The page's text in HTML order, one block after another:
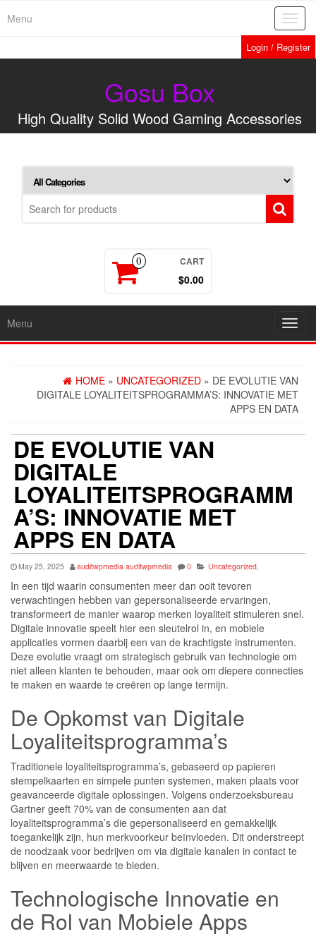
Menu
Login / Register
Gosu Box
High Quality Solid Wood Gaming Accessories
0 CART
$0.00
Menu
HOME » UNCATEGORIZED » DE EVOLUTIE VAN
DIGITALE LOYALITEITSPROGRAMMA’S: INNOVATIE MET
APPS EN DATA
DE EVOLUTIE VAN
DIGITALE
LOYALITEITSPROGRAMM
A’S: INNOVATIE MET
APPS EN DATA
May 25, 2025 auditwpmedia auditwpmedia 0 Uncategorized,
In een tijd waarin consumenten meer dan ooit tevoren
verwachtingen hebben van gepersonaliseerde ervaringen,
transformeert de manier waarop merken loyaliteit stimuleren snel.
Digitale innovatie speelt hier een sleutelrol in, en mobiele
applicaties vormen daarbij een van de krachtigste instrumenten.
Deze evolutie vraagt om strategisch gebruik van technologie om
niet alleen klanten te behouden, maar ook om diepere connecties
te maken en waarde te creëren op lange termijn.
De Opkomst van Digitale
Loyaliteitsprogramma’s
Traditionele loyaliteitsprogramma’s, gebaseerd op papieren
stempelkaarten en simpele punten systemen, maken plaats voor
geavanceerde digitale oplossingen. Volgens onderzoeksbureau
Gartner geeft 70% van de consumenten aan dat
loyaliteitsprogramma’s die gepersonaliseerd en gemakkelijk
toegankelijk zijn, hun merkvoorkeur beïnvloeden. Dit onderstreept
de noodzaak voor bedrijven om via digitale kanalen in contact te
blijven en meerwaarde te bieden.
Technologische Innovatie en
de Rol van Mobiele Apps